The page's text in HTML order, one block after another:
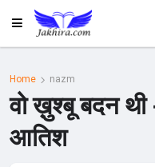
Home nazm
वो ख़ुश्बू बदन थी
आतिश